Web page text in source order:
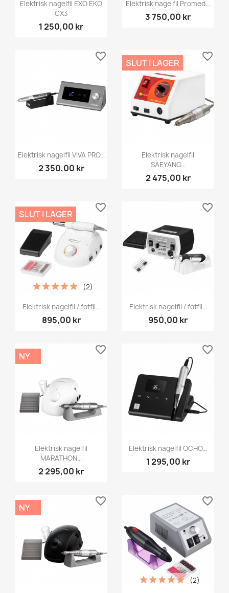
Elektrisk nagelfil EXO EKO
CX3
1 250,00 kr
Elektrisk nagelfil Promed...
3 750,00 kr
Elektrisk nagelfil VIVA PRO...
2 350,00 kr
favorite_border
Elektrisk nagelfil
SAEYANG...
2 475,00 kr
SLUT I LAGER
favorite_border
Elektrisk nagelfil / fotfil...
895,00 kr
(2)
SLUT I LAGER
favorite_border
Elektrisk nagelfil / fotfil...
950,00 kr
favorite_border
Elektrisk nagelfil
MARATHON...
2 295,00 kr
NY
favorite_border
Elektrisk nagelfil OCHO...
1 295,00 kr
favorite_border
NY
favorite_border
(2)
favorite_border